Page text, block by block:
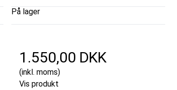
På lager
1.550,00 DKK
(inkl. moms)
Vis produkt